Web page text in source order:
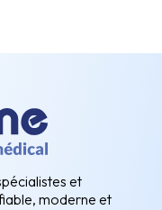
et
moderne et